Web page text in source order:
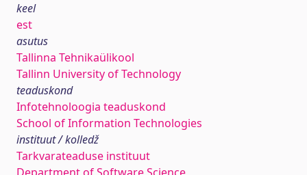
keel
est
asutus
Tallinna Tehnikaülikool
Tallinn University of Technology
teaduskond
Infotehnoloogia teaduskond
School of Information Technologies
instituut / kolledž
Tarkvarateaduse instituut